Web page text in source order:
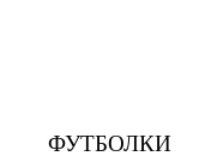
ФУТБОЛКИ